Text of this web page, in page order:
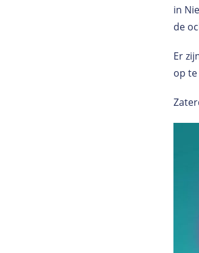
in
de
Er
op